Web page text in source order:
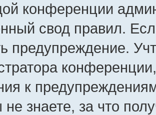
конференции
свод правил.
предупреждение.
к
знаете, за что